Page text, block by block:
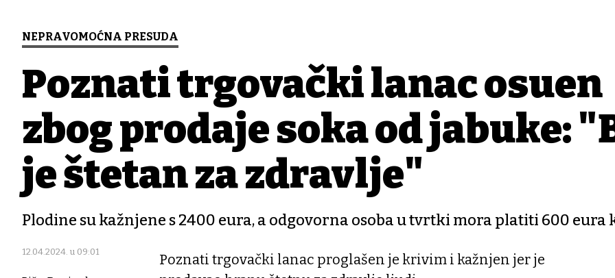
NEPRAVOMOĆNA PRESUDA
Poznati trgovački lanac osuđen
zbog prodaje soka od jabuke:
je štetan za zdravlje"
Plodine su kažnjene s 2400 eura, a odgovorna osoba u tvrtki mora platiti 600 eura
12.04.2024. u 09:01
Poznati trgovački lanac proglašen je krivim i kažnjen jer je